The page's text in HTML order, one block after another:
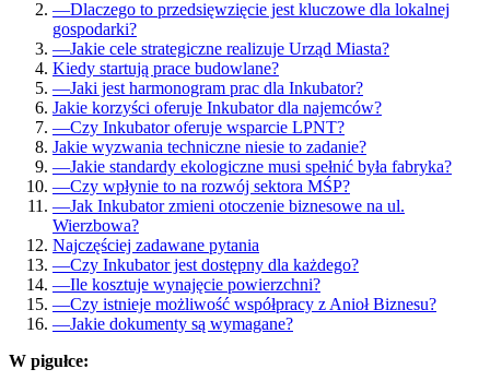
—Dlaczego to przedsięwzięcie jest kluczowe dla lokalnej
gospodarki?
—Jakie cele strategiczne realizuje Urząd Miasta?
Kiedy startują prace budowlane?
—Jaki jest harmonogram prac dla Inkubator?
Jakie korzyści oferuje Inkubator dla najemców?
—Czy Inkubator oferuje wsparcie LPNT?
Jakie wyzwania techniczne niesie to zadanie?
—Jakie standardy ekologiczne musi spełnić była fabryka?
—Czy wpłynie to na rozwój sektora MŚP?
—Jak Inkubator zmieni otoczenie biznesowe na ul.
Wierzbowa?
Najczęściej zadawane pytania
—Czy Inkubator jest dostępny dla każdego?
—Ile kosztuje wynajęcie powierzchni?
—Czy istnieje możliwość współpracy z Anioł Biznesu?
—Jakie dokumenty są wymagane?
W pigułce: